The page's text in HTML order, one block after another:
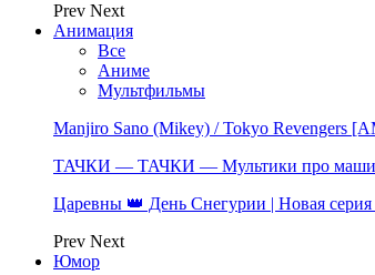
Prev Next
Анимация
Все
Аниме
Мультфильмы
Manjiro Sano (Mikey) / Tokyo Revengers
ТАЧКИ — ТАЧКИ — Мультики про
Царевны 👑 День Снегурии | Новая серия
Prev Next
Юмор